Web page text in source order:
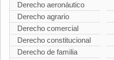
Derecho aeronáutico
Derecho agrario
Derecho comercial
Derecho constitucional
Derecho de familia